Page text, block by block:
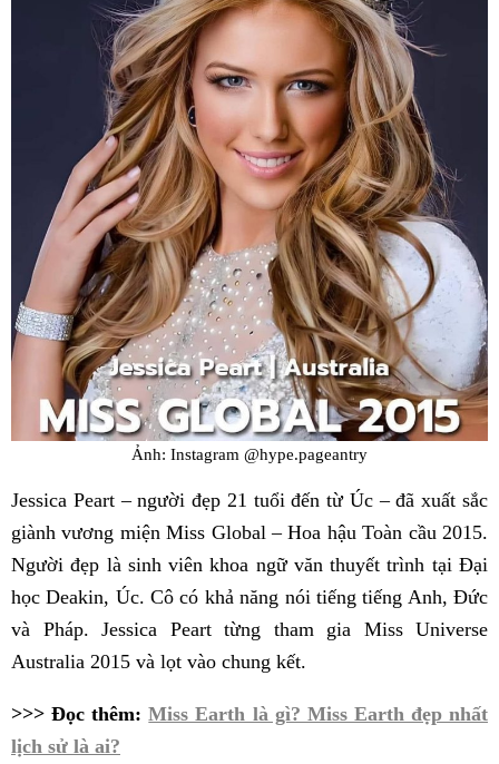
Ảnh: Instagram @hype.pageantry
Jessica Peart – người đẹp 21 tuổi đến từ Úc – đã xuất sắc
giành vương miện Miss Global – Hoa hậu Toàn cầu 2015.
Người đẹp là sinh viên khoa ngữ văn thuyết trình tại Đại
học Deakin, Úc. Cô có khả năng nói tiếng tiếng Anh, Đức
và Pháp. Jessica Peart từng tham gia Miss Universe
Australia 2015 và lọt vào chung kết.
>>> Đọc thêm:Miss Earth là gì? Miss Earth đẹp nhất
lịch sử là ai?